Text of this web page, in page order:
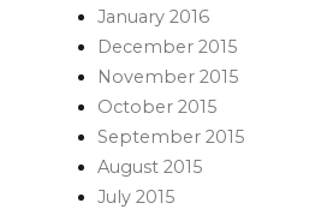
January 2016
December 2015
November 2015
October 2015
September 2015
August 2015
July 2015